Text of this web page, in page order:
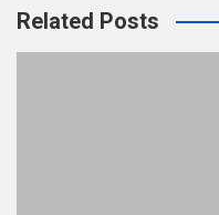
Related Posts